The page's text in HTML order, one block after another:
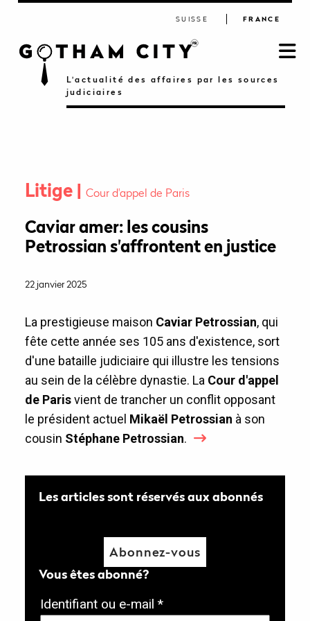
L'actualité des affaires par les sources
judiciaires
SUISSE FRANCE
Litige Cour d'appel de Paris
Caviar amer: les cousins
Petrossian s'affrontent en justice
22 janvier 2025
La prestigieuse maison Caviar Petrossian, qui
fête cette année ses 105 ans d'existence, sort
d'une bataille judiciaire qui illustre les tensions
au sein de la célèbre dynastie. La Cour d'appel
de Parisvient de trancher un conflit opposant
le président actuel Mikaël Petrossian à son
cousin Stéphane Petrossian.
Les articles sont réservés aux abonnés
Abonnez-vous
Vous êtes abonné?
Identifiant ou e-mail *O